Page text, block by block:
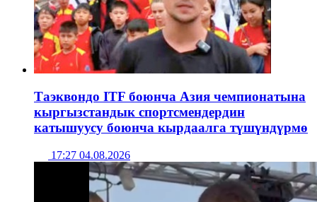
Таэквондо ITF боюнча Азия чемпионатына
кыргызстандык спортсмендердин
катышуусу боюнча кырдаалга түшүндүрмө
17:27 04.08.2026